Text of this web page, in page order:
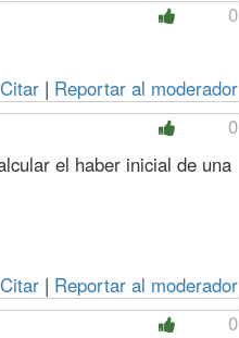
0
Citar | Reportar al moderador
0
el haber inicial de una
Citar | Reportar al moderador
0